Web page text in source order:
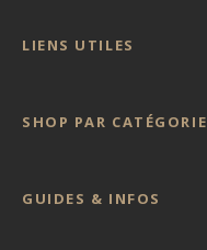
LIENS UTILES
SHOP PAR CATÉGORIE
GUIDES & INFOS